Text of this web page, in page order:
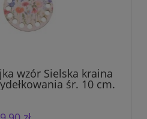
wzór Sielska kraina
śr. 10 cm.